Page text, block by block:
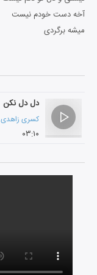
آخه دست خودم نیست
میشه برگردی
دل دل نکن
کسری زاهدی
۰۳:۱۰